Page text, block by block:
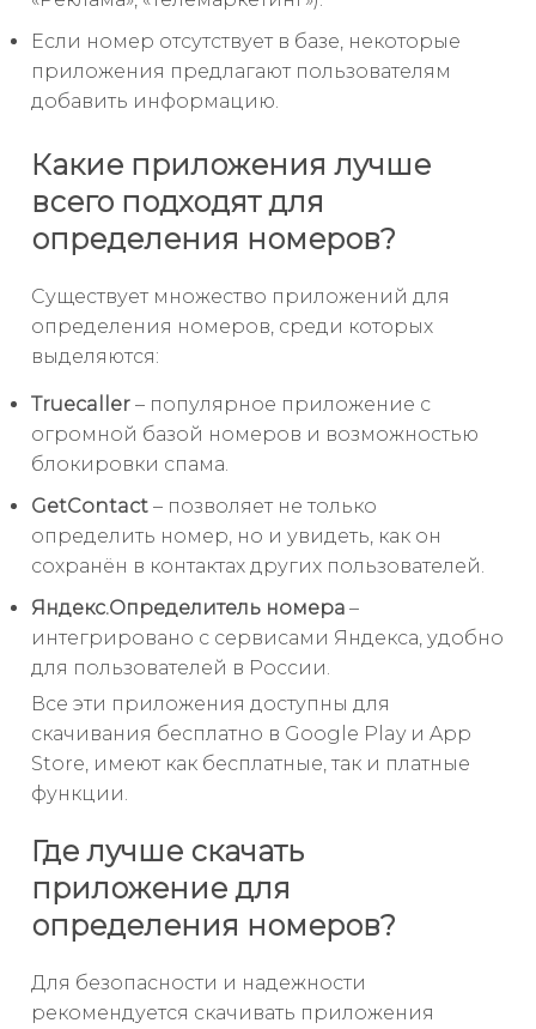
Если номер отсутствует в базе, некоторые
приложения предлагают пользователям
добавить информацию.
Какие приложения лучше
всего подходят для
определения номеров?
Существует множество приложений для
определения номеров, среди которых
выделяются:
Truecaller – популярное приложение с
огромной базой номеров и возможностью
блокировки спама.
GetContact – позволяет не только
определить номер, но и увидеть, как он
сохранён в контактах других пользователей.
Яндекс.Определитель номера –
интегрировано с сервисами Яндекса, удобно
для пользователей в России.
Все эти приложения доступны для
скачивания бесплатно в Google Play и App
Store, имеют как бесплатные, так и платные
функции.
Где лучше скачать
приложение для
определения номеров?
Для безопасности и надежности
рекомендуется скачивать приложения